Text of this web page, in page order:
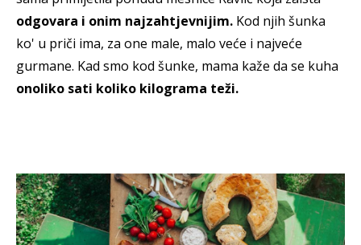
odgovara i onim najzahtjevnijim. Kod njih šunka
ko' u priči ima, za one male, malo veće i najveće
gurmane. Kad smo kod šunke, mama kaže da se kuha
onoliko sati koliko kilograma teži.